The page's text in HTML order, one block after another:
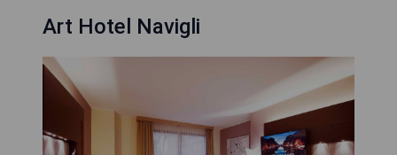
Art Hotel Navigli